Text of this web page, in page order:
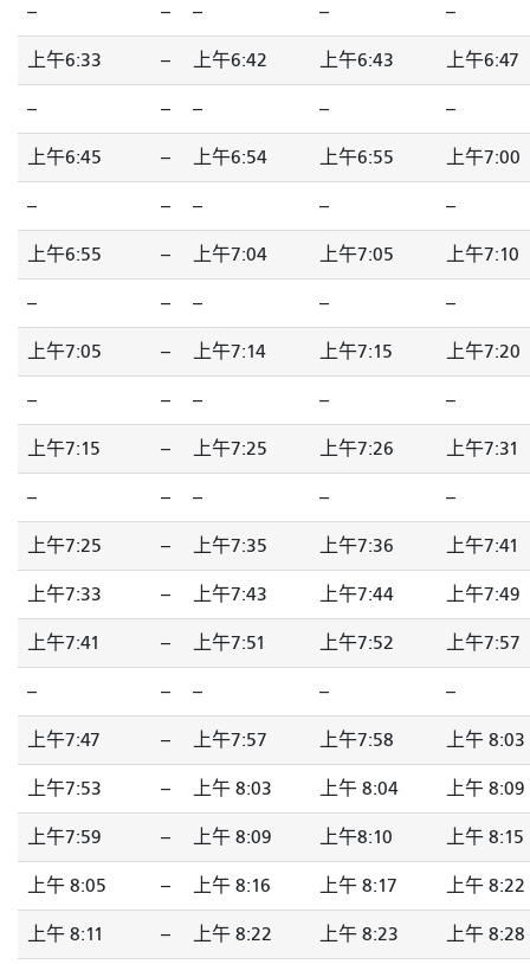
-- -- -- -- --
上午6:33 -- 上午6:42 上午6:43 上午6:47
-- -- -- -- --
上午6:45 -- 上午6:54 上午6:55 上午7:00
-- -- -- -- --
上午6:55 -- 上午7:04 上午7:05 上午7:10
-- -- -- -- --
上午7:05 -- 上午7:14 上午7:15 上午7:20
-- -- -- -- --
上午7:15 -- 上午7:25 上午7:26 上午7:31
-- -- -- -- --
上午7:25 -- 上午7:35 上午7:36 上午7:41
上午7:33 -- 上午7:43 上午7:44 上午7:49
上午7:41 -- 上午7:51 上午7:52 上午7:57
-- -- -- -- --
上午7:47 -- 上午7:57 上午7:58 上午 8:03
上午7:53 -- 上午 8:03 上午 8:04 上午 8:09
上午7:59 -- 上午 8:09 上午8:10 上午 8:15
上午 8:05 -- 上午 8:16 上午 8:17 上午 8:22
上午 8:11 -- 上午 8:22 上午 8:23 上午 8:28